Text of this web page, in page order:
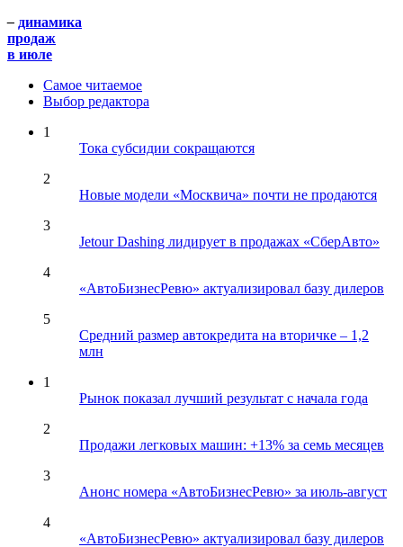
– динамика
продаж
в июле
Самое читаемое
Выбор редактора
1
Тока субсидии сокращаются
2
Новые модели «Москвича» почти не продаются
3
Jetour Dashing лидирует в продажах «СберАвто»
4
«АвтоБизнесРевю» актуализировал базу дилеров
5
Средний размер автокредита на вторичке – 1,2
млн
1
Рынок показал лучший результат с начала года
2
Продажи легковых машин: +13% за семь месяцев
3
Анонс номера «АвтоБизнесРевю» за июль-август
4
«АвтоБизнесРевю» актуализировал базу дилеров